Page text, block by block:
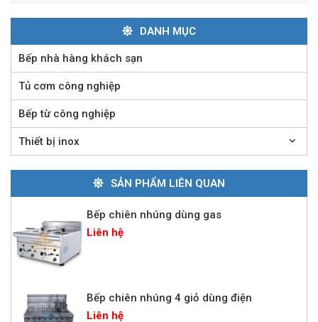
DANH MỤC
Bếp nhà hàng khách sạn
Tủ cơm công nghiệp
Bếp từ công nghiệp
Thiết bị inox
SẢN PHẨM LIÊN QUAN
Lò nướng Salamander Rinnai 6 giàn đốt
Liên hệ
Bếp nướng than ngoài trời
Bếp chiên nhúng dùng gas
Liên hệ
Bếp chiên nhúng 4 giỏ dùng điện
Liên hệ